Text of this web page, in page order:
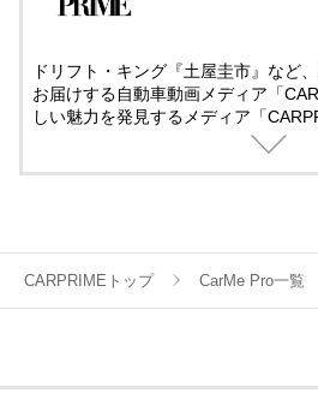
ドリフト・キング『土屋圭市』など
お届けする自動車動画メディア「
しい魅力を発見するメディア「
になるクルマ、話題のクルマを取り
CARPRIMEトップ CarMe Pro一覧